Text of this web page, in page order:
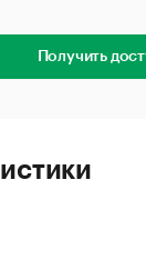
Получить